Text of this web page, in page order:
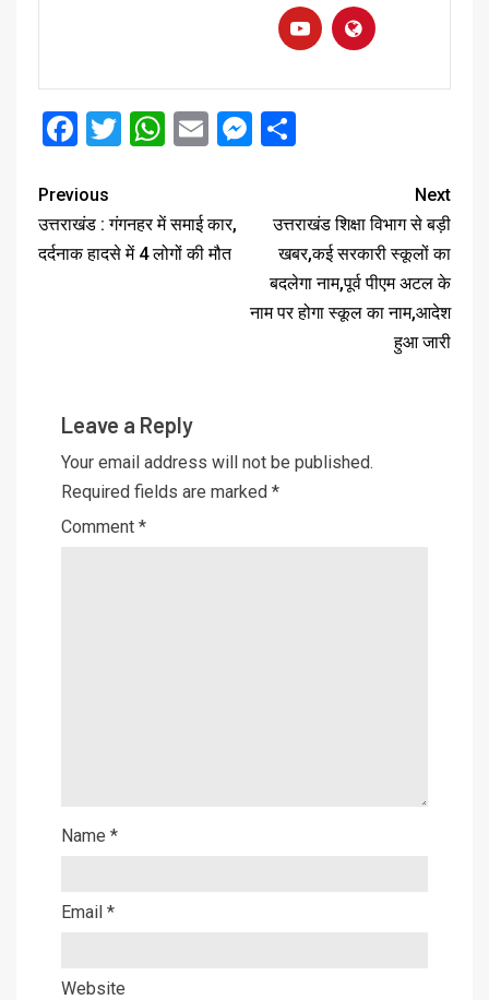
Facebook
Twitter
WhatsApp
EmailMessenger
Previous
उत्तराखंड : गंगनहर में समाई कार,
दर्दनाक हादसे में 4 लोगों की मौत
Next
उत्तराखंड शिक्षा विभाग से बड़ी
खबर,कई सरकारी स्कूलों का
बदलेगा नाम,पूर्व पीएम अटल के
नाम पर होगा स्कूल का नाम,आदेश
हुआ जारी
Leave a Reply
Your email address will not be published.
Required fields are marked *
Comment *
Name *
Email *
Website